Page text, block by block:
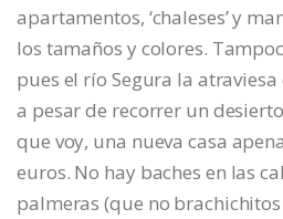
apartamentos, ‘chaleses’ y
los tamaños y colores.
pues el río Segura la
a pesar de recorrer un
que voy, una nueva casa
euros. No hay baches en las
palmeras (que no